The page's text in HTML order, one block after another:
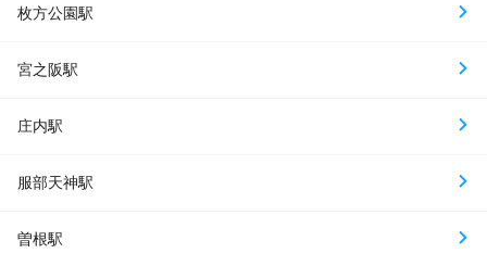
枚方公園駅
宮之阪駅
庄内駅
服部天神駅
曽根駅